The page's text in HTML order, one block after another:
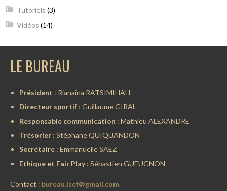
Tutoriels (3)
Vidéos (14)
LE BUREAU
Président : Rianaina RATSIMIHAH
Directeur sportif: Guillaume GIRAL
Responsable communication : Mathieu ALEXANDRE
Trésorier : Stéphane QUIQUANDON
Secrétaire: Emmanuelle SAEZ
Ethique et Fair Play: Sébastien GUEUGNON
Contact : bureau.lsef@gmail.com